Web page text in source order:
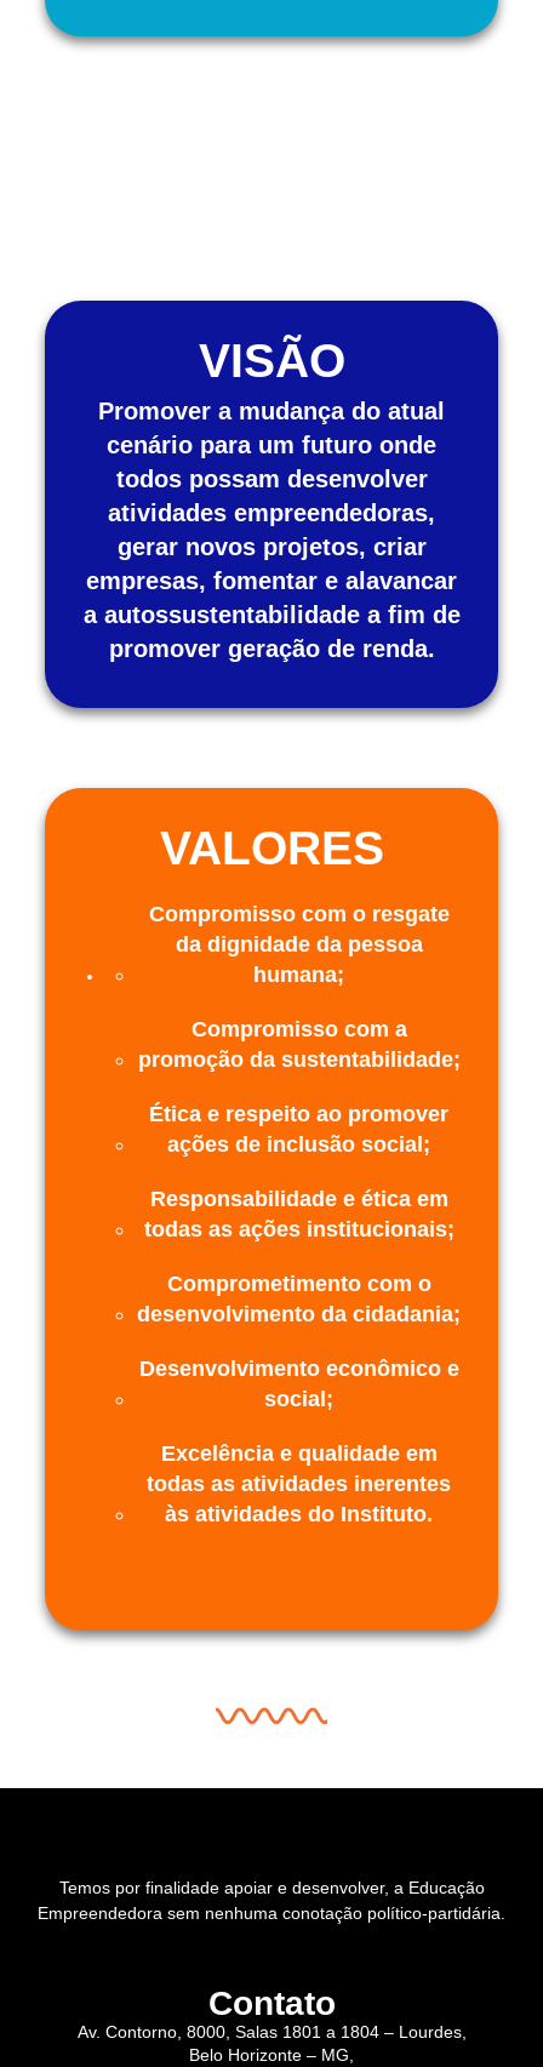
VISÃO
Promover a mudança do atual
cenário para um futuro onde
todos possam desenvolver
atividades empreendedoras,
gerar novos projetos, criar
empresas, fomentar e alavancar
a autossustentabilidade a fim de
promover geração de renda.
VALORES
Compromisso com o resgate
da dignidade da pessoa
humana;
Compromisso com a
promoção da sustentabilidade;
Ética e respeito ao promover
ações de inclusão social;
Responsabilidade e ética em
todas as ações institucionais;
Comprometimento com o
desenvolvimento da cidadania;
Desenvolvimento econômico e
social;
Excelência e qualidade em
todas as atividades inerentes
às atividades do Instituto.
Temos por finalidade apoiar e desenvolver, a Educação
Empreendedora sem nenhuma conotação político-partidária.
Contato
Av. Contorno, 8000, Salas 1801 a 1804 – Lourdes,
Belo Horizonte – MG,